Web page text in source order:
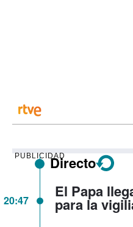
PUBLICIDADDirecto
20:47 El Papa
para la